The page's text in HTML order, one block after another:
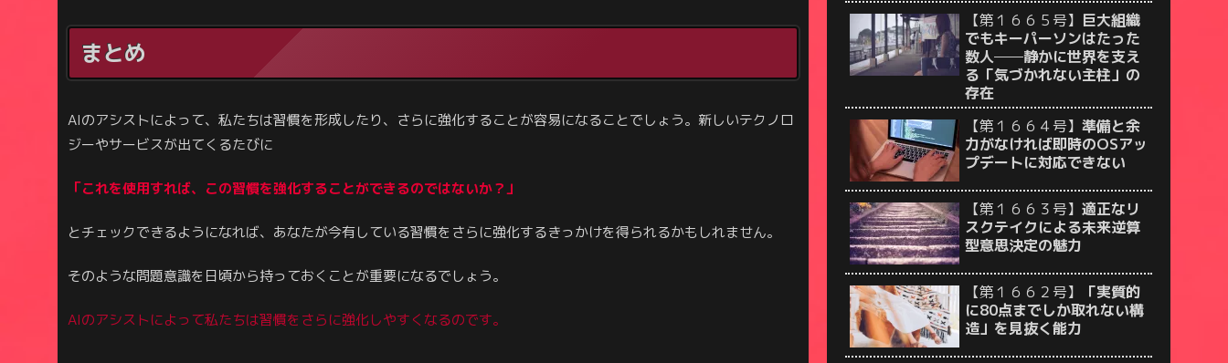
まとめ
AIのアシストによって、私たちは習慣を形成したり、さらに強化することが容易になることでしょう。新しいテクノロ
ジーやサービスが出てくるたびに
「これを使用すれば、この習慣を強化することができるのではないか？」
とチェックできるようになれば、あなたが今有している習慣をさらに強化するきっかけを得られるかもしれません。
そのような問題意識を日頃から持っておくことが重要になるでしょう。
AIのアシストによって私たちは習慣をさらに強化しやすくなるのです。
【第１６６５号】 巨大組織
でもキーパーソンはたった
数人──静かに世界を支え
る「気づかれない主柱」の
存在
【第１６６４号】 準備と余
力がなければ即時のOSアッ
プデートに対応できない
【第１６６３号】 適正なリ
スクテイクによる未来逆算
型意思決定の魅力
【第１６６２号】
「実質的
に80点までしか取れない構
造」を見抜く能力